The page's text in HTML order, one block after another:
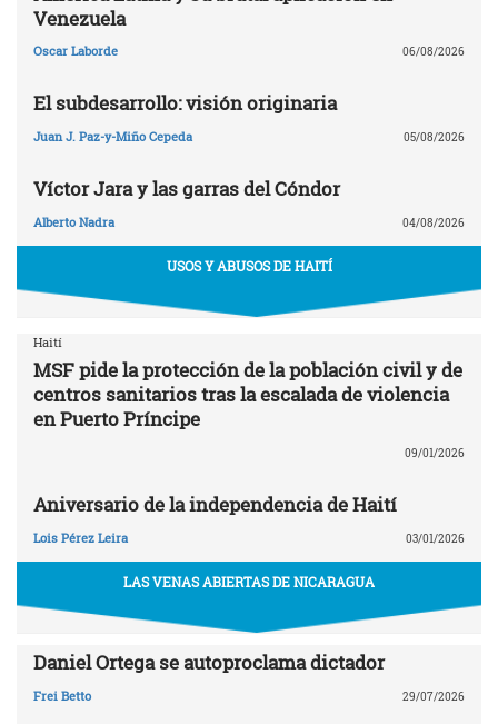
Venezuela
Oscar Laborde 06/08/2026
El subdesarrollo: visión originaria
Juan J. Paz-y-Miño Cepeda 05/08/2026
Víctor Jara y las garras del Cóndor
Alberto Nadra 04/08/2026
USOS Y ABUSOS DE HAITÍ
Haití
MSF pide la protección de la población civil y de
centros sanitarios tras la escalada de violencia
en Puerto Príncipe
09/01/2026
Aniversario de la independencia de Haití
Lois Pérez Leira 03/01/2026
LAS VENAS ABIERTAS DE NICARAGUA
Daniel Ortega se autoproclama dictador
Frei Betto 29/07/2026